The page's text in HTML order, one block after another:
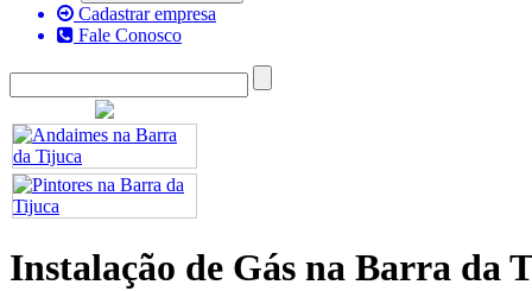
Cadastrar empresa
Fale Conosco
Instalação de Gás na Barra da